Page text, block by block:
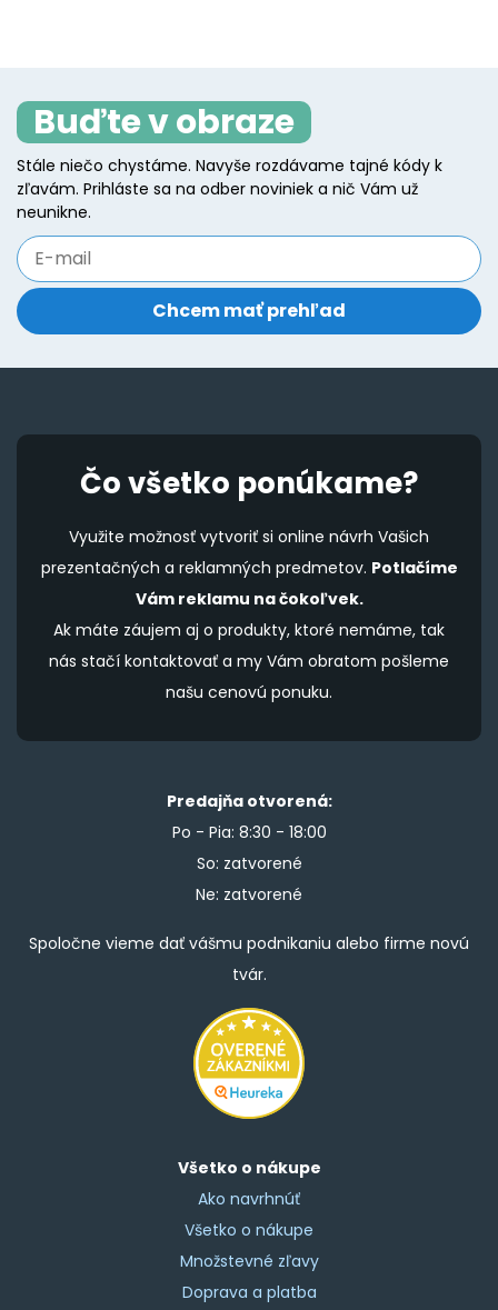
Buďte v obraze
Stále niečo chystáme. Navyše rozdávame tajné kódy k
zľavám. Prihláste sa na odber noviniek a nič Vám už
neunikne.
Čo všetko ponúkame?
Využite možnosť vytvoriť si online návrh Vašich
prezentačných a reklamných predmetov. Potlačíme
Vám reklamu na čokoľvek.
Ak máte záujem aj o produkty, ktoré nemáme, tak
nás stačí kontaktovať a my Vám obratom pošleme
našu cenovú ponuku.
Predajňa otvorená:
Po - Pia: 8:30 - 18:00
So: zatvorené
Ne: zatvorené
Spoločne vieme dať vášmu podnikaniu alebo firme novú
tvár.
Všetko o nákupe
Ako navrhnúť
Všetko o nákupe
Množstevné zľavy
Doprava a platba